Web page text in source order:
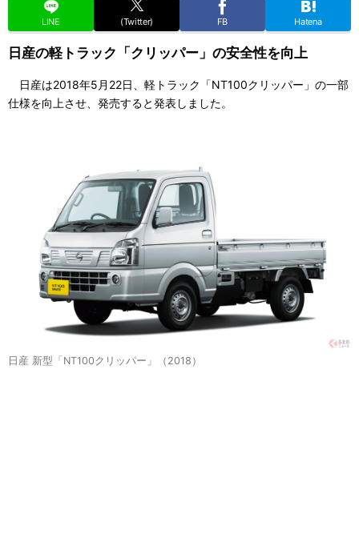
LINE (Twitter) FB Hatena
日産の軽トラック「クリッパー」の安全性を向上
日産は2018年5月22日、軽トラック「NT100クリッパー」の一部
仕様を向上させ、発売すると発表しました。
日産 新型「NT100クリッパー」（2018）